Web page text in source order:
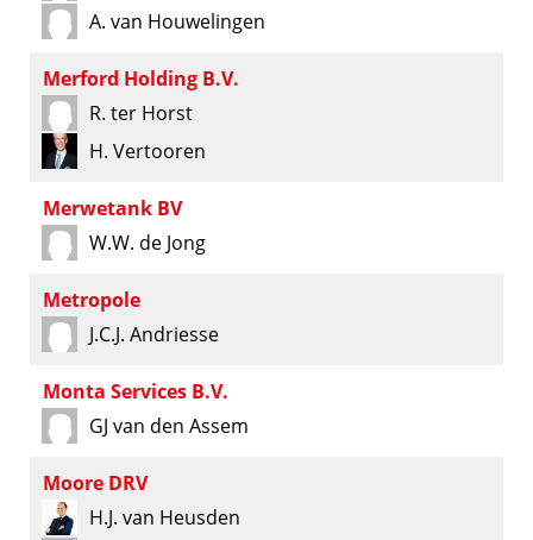
A. van Houwelingen
Merford Holding B.V.
R. ter Horst
H. Vertooren
Merwetank BV
W.W. de Jong
Metropole
J.C.J. Andriesse
Monta Services B.V.
GJ van den Assem
Moore DRV
H.J. van Heusden